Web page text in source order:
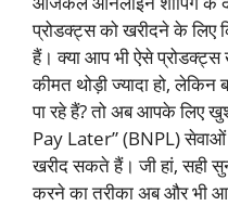
प्रोडक्ट्स को खरीदने के लिए
हैं। क्या आप भी ऐसे
कीमत थोड़ी ज्यादा हो,
पा रहे हैं? तो अब आपके लिए
Pay Later” (BNPL) सेवाओं
खरीद सकते हैं। जी हां, सही
करने का तरीका अब और भी